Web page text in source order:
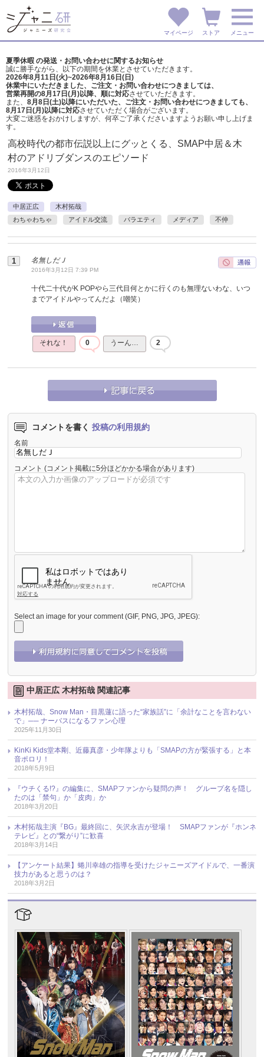
マイページ ストア メニュー
夏季休暇 の発送・お問い合わせに関するお知らせ
誠に勝手ながら、以下の期間を休業とさせていただきます。
2026年8月11日(火)~2026年8月16日(日)
休業中にいただきました、ご注文・お問い合わせにつきましては、
営業再開の8月17日(月)以降、順に対応させていただきます。
また、 8月8日(土)以降にいただいた、ご注文・ お問い合わせにつきましても、
8月17日(月)以降に対応させていただく場合がございます。
大変ご迷惑をおかけしますが、 何卒ご了承くださいますようお願い申し上げま
す。
高校時代の都市伝説以上にグッとくる、SMAP中居＆木
村のアドリブダンスのエピソード
2016年3月12日
中居正広
木村拓哉
わちゃわちゃ
アイドル交流 バラエティ メディア 不仲
名無しだＪ
2016年3月12日 7:39 PM
十代二十代がK POPやら三代目何とかに行くのも無理ないわな、いつ
までアイドルやってんだよ（嘲笑）
それな！ 0 うーん… 2
コメントを書く 投稿の利用規約
名前
コメント (コメント掲載に5分ほどかかる場合があります)
Select an image for your comment (GIF, PNG, JPG, JPEG):
中居正広 木村拓哉 関連記事
木村拓哉、Snow Man・目黒蓮に語った“家族話”に「余計なことを言わない
で」── ナーバスになるファン心理
2025年11月30日
KinKi Kids堂本剛、近藤真彦・少年隊よりも「SMAPの方が緊張する」と本
音ポロリ！
2018年5月9日
『ウチくる!?』の編集に、SMAPファンから疑問の声！ グループ名を隠し
たのは「禁句」か「皮肉」か
2018年3月20日
木村拓哉主演『BG』最終回に、矢沢永吉が登場！ SMAPファンが『ホンネ
テレビ』との“繋がり”に歓喜
2018年3月14日
【アンケート結果】蜷川幸雄の指導を受けたジャニーズアイドルで、一番演
技力があると思うのは？
2018年3月2日